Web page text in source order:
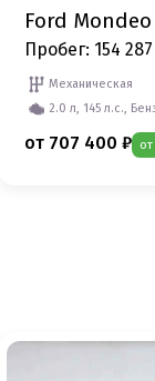
Ford Mondeo
Пробег: 154
Механическая
2.0 л, 145 л.с.,
от 707 400 ₽